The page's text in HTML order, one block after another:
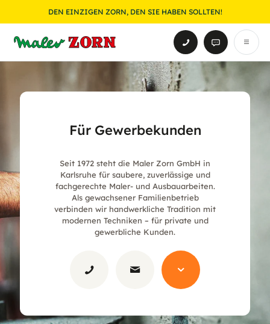
DEN EINZIGEN ZORN, DEN SIE HABEN SOLLTEN!
Für Gewerbekunden
Seit 1972 steht die Maler Zorn GmbH in
Karlsruhe für saubere, zuverlässige und
fachgerechte Maler- und Ausbauarbeiten.
Als gewachsener Familienbetrieb
verbinden wir handwerkliche Tradition mit
modernen Techniken – für private und
gewerbliche Kunden.